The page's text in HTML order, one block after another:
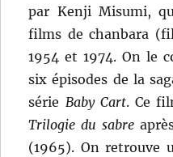
par Kenji Misumi,
films de chanbara
1954 et 1974. On le
six épisodes de la
série Baby Cart. Ce
Trilogie du sabre
(1965). On retrouve